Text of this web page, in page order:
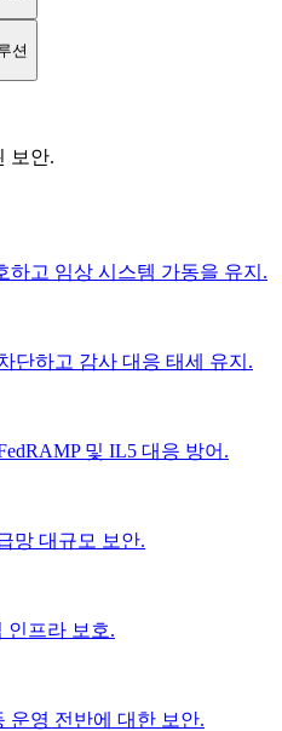
션
보안.
하고 임상 시스템 가동을 유지.
단하고 감사 대응 태세 유지.
및 IL5 대응 방어.
망 대규모 보안.
인프라 보호.
운영 전반에 대한 보안.